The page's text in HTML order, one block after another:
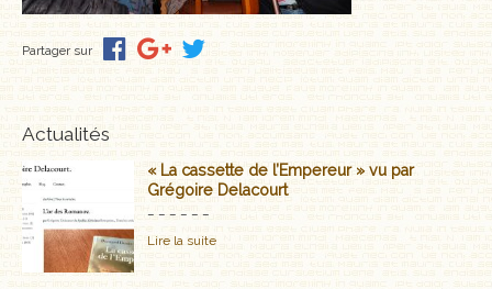
POLARS ET THRILLERS
NOUVELLES
Partager sur
Actualités
« La cassette de l’Empereur » vu par
Grégoire Delacourt
Lire la suite